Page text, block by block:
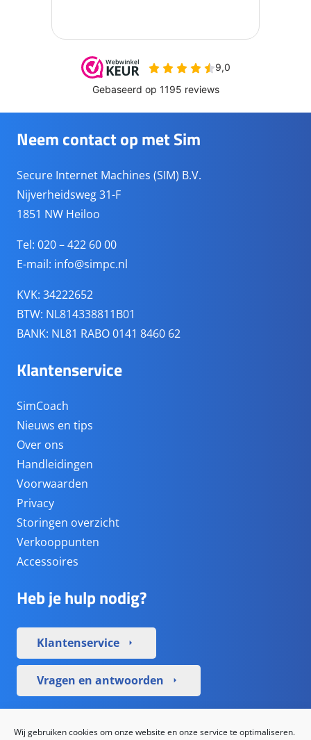
Wij gebruiken cookies om onze website en onze service te optimaliseren.
Neem contact op met Sim
Secure Internet Machines (SIM) B.V.
Nijverheidsweg 31-F
1851 NW Heiloo
Tel: 020 – 422 60 00
E-mail: info@simpc.nl
KVK: 34222652
BTW: NL814338811B01
BANK: NL81 RABO 0141 8460 62
Klantenservice
SimCoach
Nieuws en tips
Over ons
Handleidingen
Voorwaarden
Privacy
Storingen overzicht
Verkooppunten
Accessoires
Heb je hulp nodig?
Klantenservice arrow_right
Vragen en antwoorden arrow_right
Sociale media